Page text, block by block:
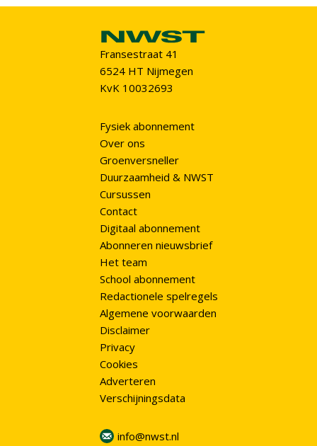
Fransestraat 41
6524 HT Nijmegen
KvK 10032693
Fysiek abonnement
Over ons
Groenversneller
Duurzaamheid & NWST
Cursussen
Contact
Digitaal abonnement
Abonneren nieuwsbrief
Het team
School abonnement
Redactionele spelregels
Algemene voorwaarden
Disclaimer
Privacy
Cookies
Adverteren
Verschijningsdata
info@nwst.nl